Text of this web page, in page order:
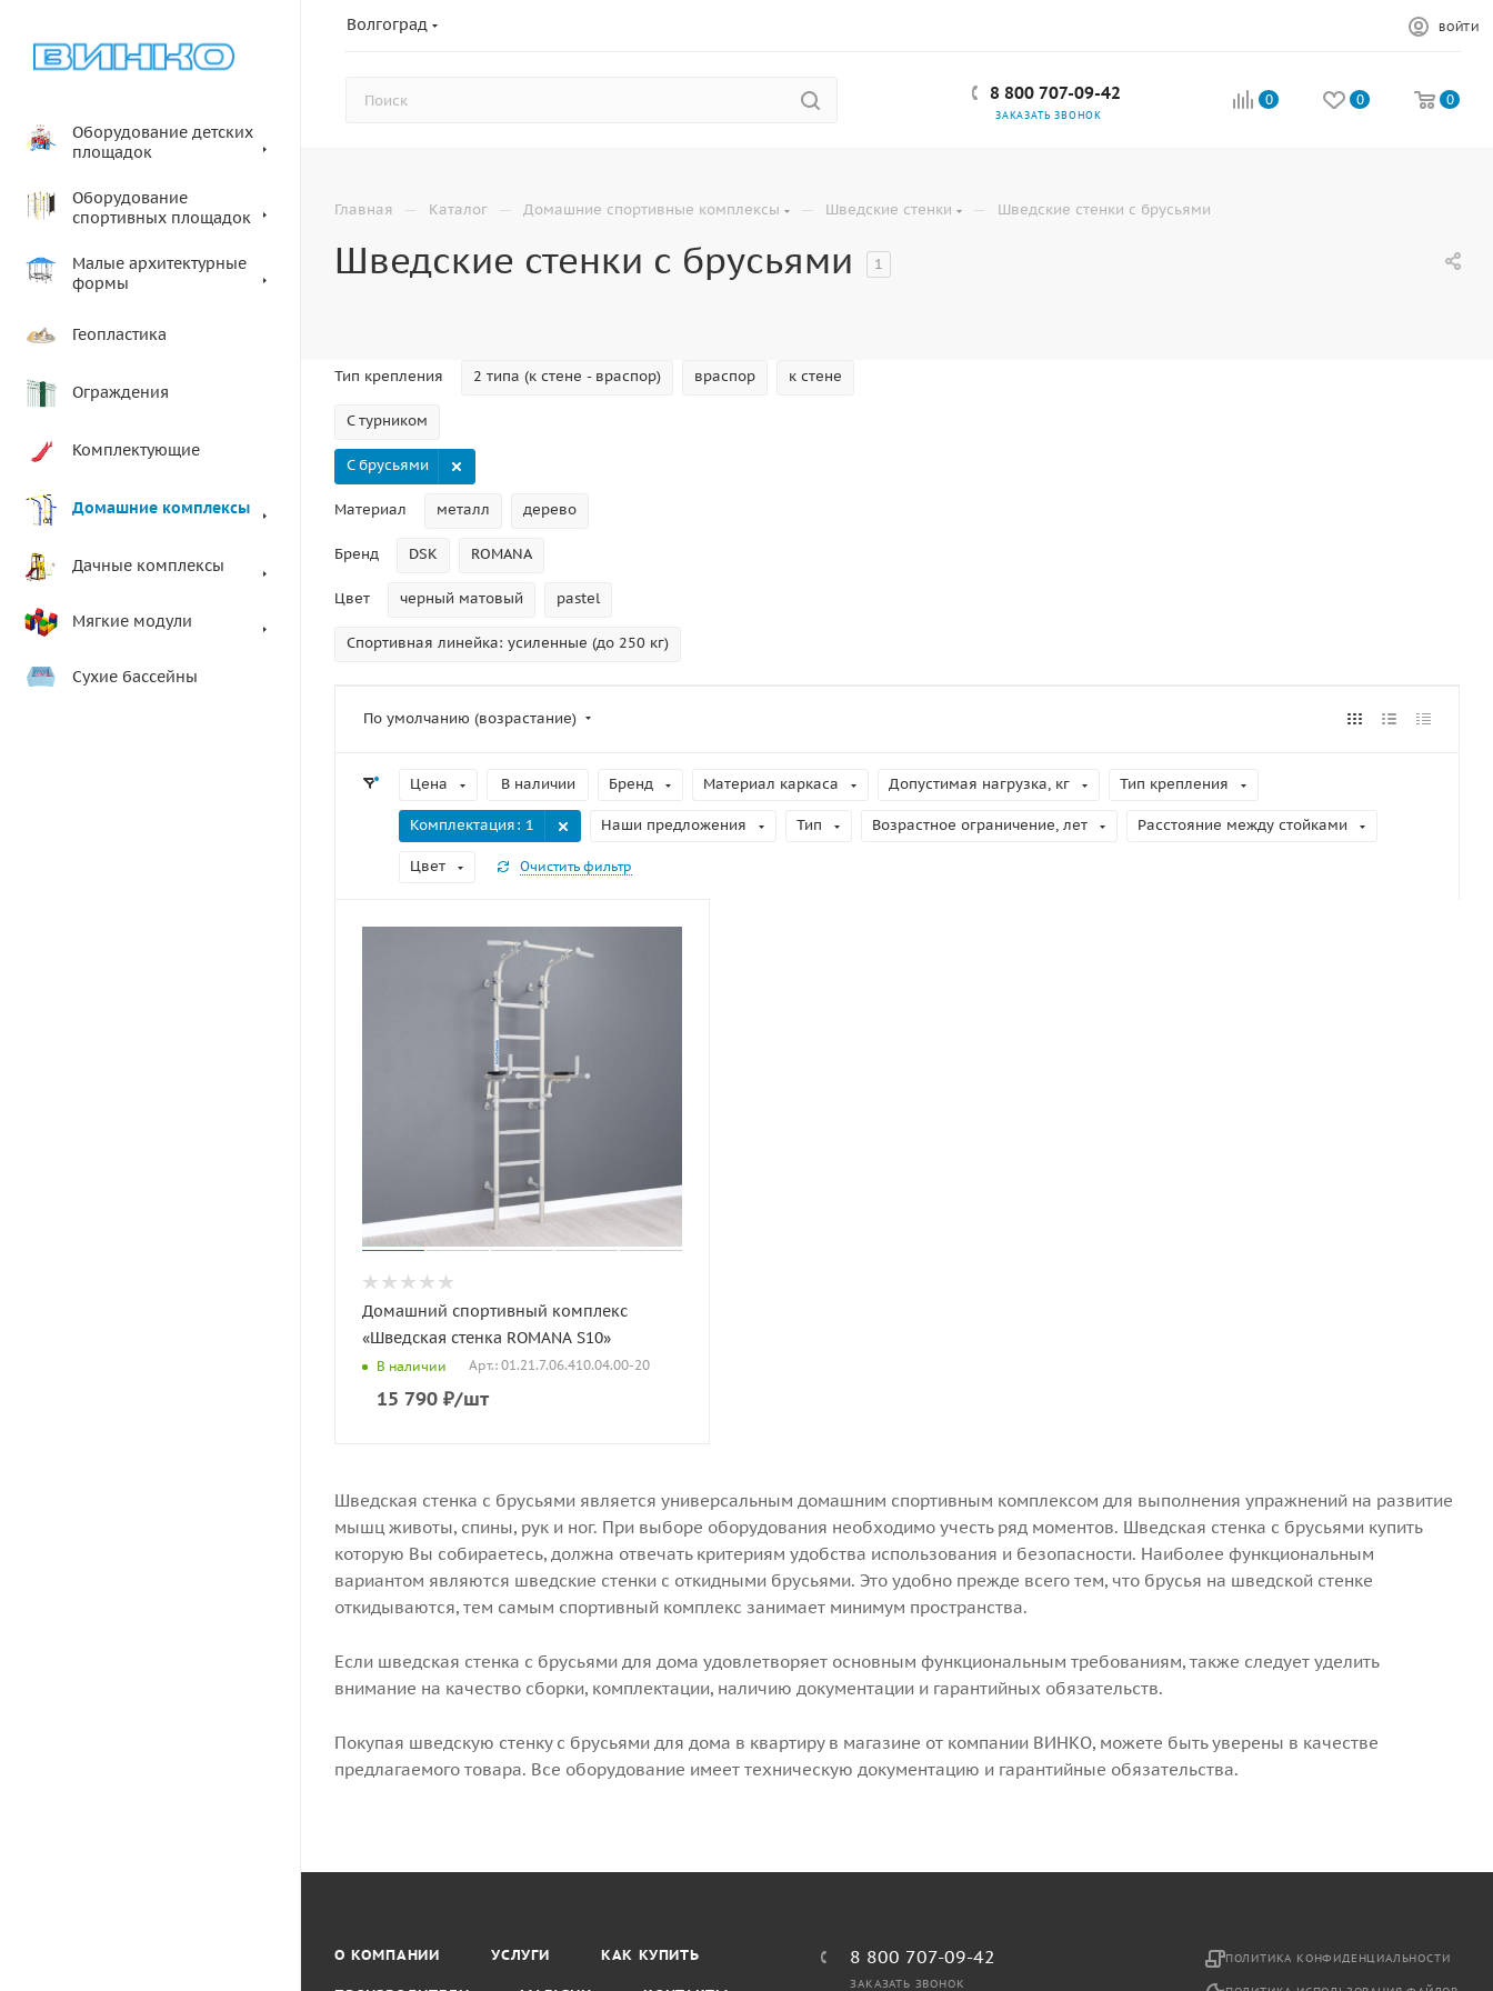
Волгоград ВОЙТИ
8 800 707-09-42
ЗАКАЗАТЬ ЗВОНОК
0 0 0
Оборудование детских
площадок
Оборудование
спортивных площадок
Малые архитектурные
формы
Геопластика
Ограждения
Комплектующие
Домашние комплексы
Дачные комплексы
Мягкие модули
Сухие бассейны
Главная — Каталог — Домашние спортивные комплексы — Шведские стенки — Шведские стенки с брусьями
Шведские стенки с брусьями 1
Тип крепления 2 типа (к стене - враспор) враспор к стене
С турником
С брусьями
Материал металл дерево
Бренд DSK ROMANA
Цвет черный матовый pastel
Спортивная линейка: усиленные (до 250 кг)
По умолчанию (возрастание)
Цена В наличии Бренд Материал каркаса Допустимая нагрузка, кг Тип крепления
Комплектация: 1 Наши предложения Тип Возрастное ограничение, лет Расстояние между стойками
Цвет Очистить фильтр
Домашний спортивный комплекс
«Шведская стенка ROMANA S10»
В наличии Арт.: 01.21.7.06.410.04.00-20
15 790 ₽/шт
Шведская стенка с брусьями является универсальным домашним спортивным комплексом для выполнения упражнений на развитие
мышц животы, спины, рук и ног. При выборе оборудования необходимо учесть ряд моментов. Шведская стенка с брусьями купить
которую Вы собираетесь, должна отвечать критериям удобства использования и безопасности. Наиболее функциональным
вариантом являются шведские стенки с откидными брусьями. Это удобно прежде всего тем, что брусья на шведской стенке
откидываются, тем самым спортивный комплекс занимает минимум пространства.
Если шведская стенка с брусьями для дома удовлетворяет основным функциональным требованиям, также следует уделить
внимание на качество сборки, комплектации, наличию документации и гарантийных обязательств.
Покупая шведскую стенку с брусьями для дома в квартиру в магазине от компании ВИНКО, можете быть уверены в качестве
предлагаемого товара. Все оборудование имеет техническую документацию и гарантийные обязательства.
О КОМПАНИИ УСЛУГИ КАК КУПИТЬ 8 800 707-09-42
ЗАКАЗАТЬ ЗВОНОК
ПОЛИТИКА КОНФИДЕНЦИАЛЬНОСТИ